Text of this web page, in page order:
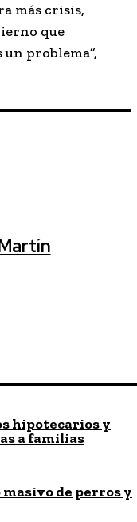
más crisis,
que
un problema”,
hipotecarios y
a familias
de perros y